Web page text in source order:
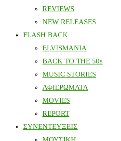
REVIEWS
NEW RELEASES
FLASH BACK
ELVISMANIA
BACK TO THE 50s
MUSIC STORIES
ΑΦΙΕΡΩΜΑΤΑ
MOVIES
REPORT
ΣΥΝΕΝΤΕΥΞΕΙΣ